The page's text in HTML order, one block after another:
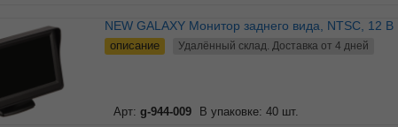
NEW GALAXY Монитор заднего вида, NTSC, 12 В
описание Удалённый склад. Доставка от 4 дней
Арт: g-944-009 В упаковке: 40 шт.